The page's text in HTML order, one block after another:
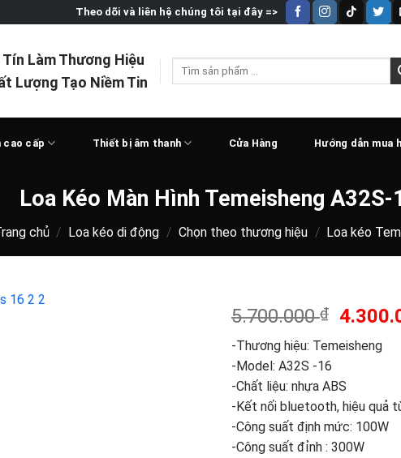
Theo dõi và liên hệ chúng tôi tại đây =>
Tín Làm Thương Hiệu
Lượng Tạo Niềm Tin
Tìm
cao cấp Thiết bị âm thanh Cửa Hàng Hướng dẫn mua
Loa Kéo Màn Hình Temeisheng A32S-
chủ / Loa kéo di động / Chọn theo thương hiệu / Loa kéo
5.700.000₫
Giá
là:
-Thương hiệu: Temeisheng
-Model: A32S -16
-Chất liệu: nhựa ABS
-Kết nối bluetooth, hiệu quả
-Công suất định mức: 100W
-Công suất đỉnh : 300W